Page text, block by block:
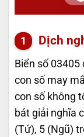
Dịch
Biển số
con số may
con số không
bát giải nghĩa
(Tứ), 5 (Ngũ)